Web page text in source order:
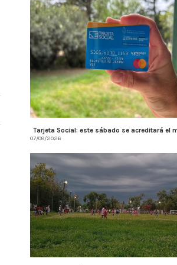
Tarjeta Social: este sábado se acreditará el
07/08/2026